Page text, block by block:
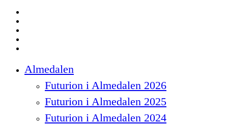
Menu
Almedalen
Futurion i Almedalen 2026
Futurion i Almedalen 2025
Futurion i Almedalen 2024